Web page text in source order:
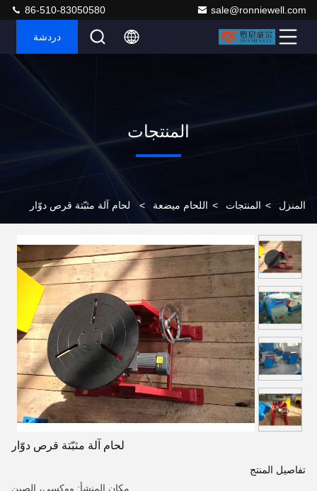
sale@ronniewell.com
86-510-83050580
دردشة
المنتجات
المنزل > المنتجات > اللحام ميضعة > لحام آلة مثبّتة قرص دوّار
لحام آلة مثبّتة قرص دوّار
تفاصيل المنتج
مكان المنشأ: ووكسي، الصين